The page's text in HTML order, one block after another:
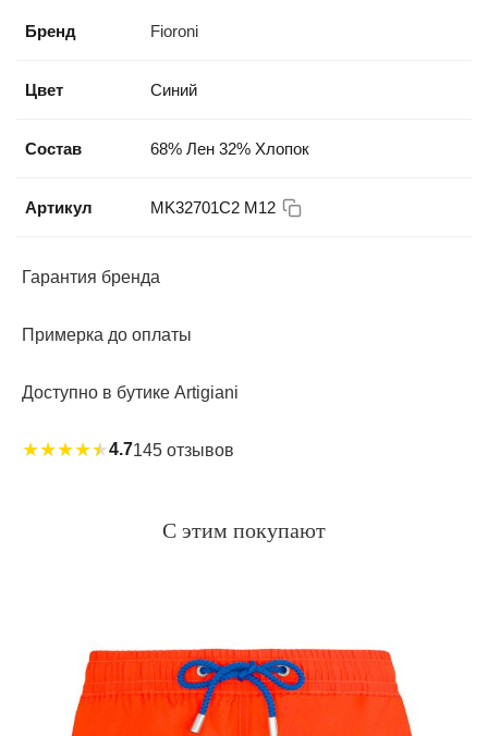
гардероба
Бренд Fioroni
Цвет Синий
Состав 68% Лен 32% Хлопок
Артикул MK32701C2 M12
Гарантия бренда
Примерка до оплаты
Доступно в бутике Artigiani
★★★★★4.7145 отзывов
С этим покупают